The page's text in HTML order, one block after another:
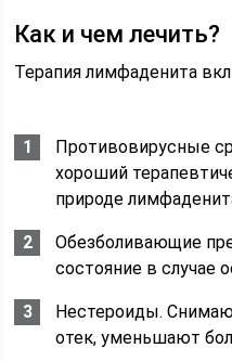
Как и чем лечить?
Терапия лимфаденита
Противовирусные
хороший
природе
Обезболивающие
состояние в случае
Нестероиды.
отек, уменьшают